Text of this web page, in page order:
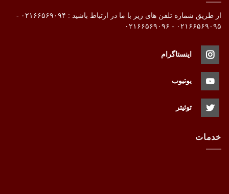
از طریق شماره تلفن های زیر با ما در ارتباط باشید : ۰۲۱۶۶۵۶۹۰۹۴ -
۰۲۱۶۶۵۶۹۰۹۵ - ۰۲۱۶۶۵۶۹۰۹۶
اینستاگرام
یوتیوب
توئیتر
خدمات